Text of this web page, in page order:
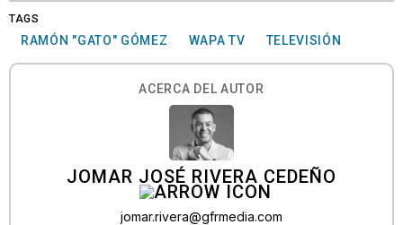
TAGS
RAMÓN "GATO" GÓMEZ WAPA TV TELEVISIÓN
ACERCA DEL AUTOR
JOMAR JOSÉ RIVERA CEDEÑO
jomar.rivera@gfrmedia.com